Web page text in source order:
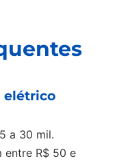
elétrico
a 30 mil.
entre R$ 50 e